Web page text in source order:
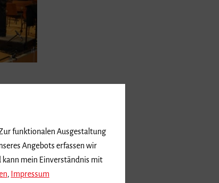
funktionalen Ausgestaltung
Angebots erfassen wir
kann mein Einverständnis mit
, Impressum